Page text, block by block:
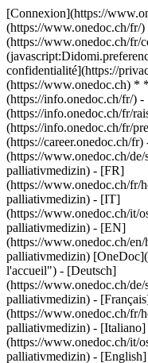
[Connexion](https://
(https://www.onedoc.ch/fr/
(https://www.onedoc.ch/fr/
confidentialité](https://
(https://www.onedoc.ch) *
(https://info.onedoc.ch/fr/)
(https://info.onedoc.ch/fr/
(https://info.onedoc.ch/fr/
(https://career.onedoc.ch/fr)
(https://www.onedoc.ch/
palliativmedizin) - [FR]
(https://www.onedoc.ch/fr/
palliativmedizin) - [IT]
(https://www.onedoc.ch/it/
palliativmedizin) - [EN]
(https://www.onedoc.ch/
palliativmedizin)
l'accueil") - [Deutsch]
(https://www.onedoc.ch/
palliativmedizin) -
(https://www.onedoc.ch/fr/
palliativmedizin) - [Italiano]
(https://www.onedoc.ch/it/
palliativmedizin) - [English]